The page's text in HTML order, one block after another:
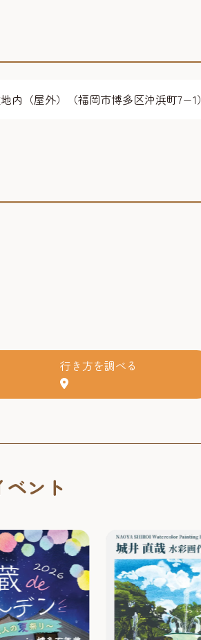
内（屋外）（福岡市博多区沖浜町7−1）
行き方を調べる
ベント